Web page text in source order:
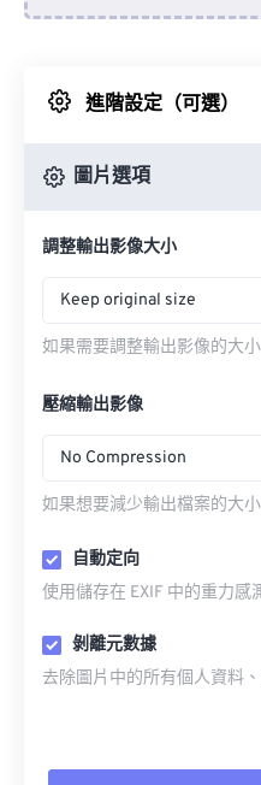
來自
進階設定（可選）
圖片選項
調整輸出影像大小
Keep original size
如果需要調整輸出影像的大
壓縮輸出影像
No Compression
如果想要減少輸出檔案的大
自動定向
使用儲存在 EXIF 中的重力感
剝離元數據
去除圖片中的所有個人資料